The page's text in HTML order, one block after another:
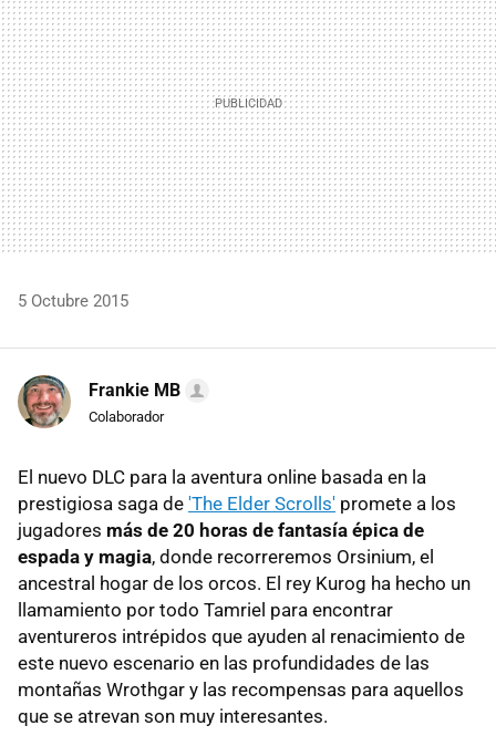
5 Octubre 2015
Frankie MB
Colaborador
El nuevo DLC para la aventura online basada en la
prestigiosa saga de 'The Elder Scrolls' promete a los
jugadores más de 20 horas de fantasía épica de
espada y magia, donde recorreremos Orsinium, el
ancestral hogar de los orcos. El rey Kurog ha hecho un
llamamiento por todo Tamriel para encontrar
aventureros intrépidos que ayuden al renacimiento de
este nuevo escenario en las profundidades de las
montañas Wrothgar y las recompensas para aquellos
que se atrevan son muy interesantes.